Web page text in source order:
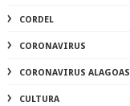
CORDEL
CORONAVIRUS
CORONAVIRUS ALAGOAS
CULTURA